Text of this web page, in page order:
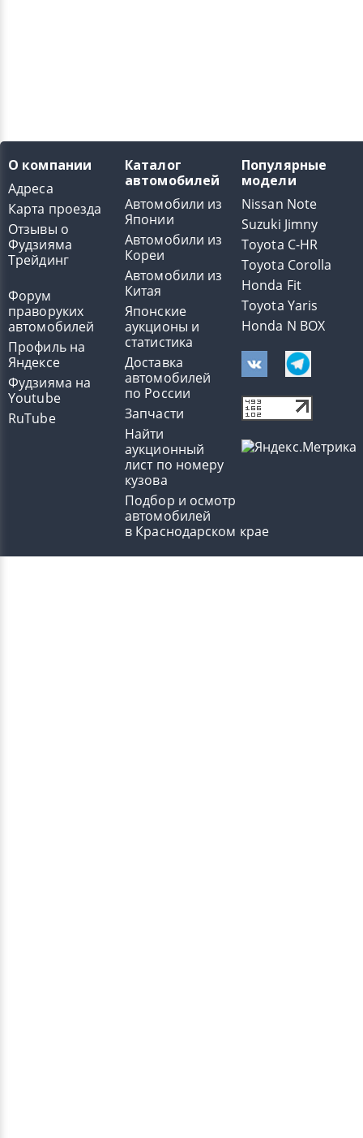
О компании
Адреса
Карта проезда
Отзывы о
Фудзияма
Трейдинг
Форум
праворуких
автомобилей
Профиль на
Яндексе
Фудзияма на
Youtube
RuTube
Каталог
автомобилей
Автомобили из
Японии
Автомобили из
Кореи
Автомобили из
Китая
Японские
аукционы и
статистика
Доставка
автомобилей
по России
Запчасти
Найти
аукционный
лист по номеру
кузова
Подбор и осмотр
автомобилей
в Краснодарском крае
Популярные
модели
Nissan Note
Suzuki Jimny
Toyota C-HR
Toyota Corolla
Honda Fit
Toyota Yaris
Honda N BOX